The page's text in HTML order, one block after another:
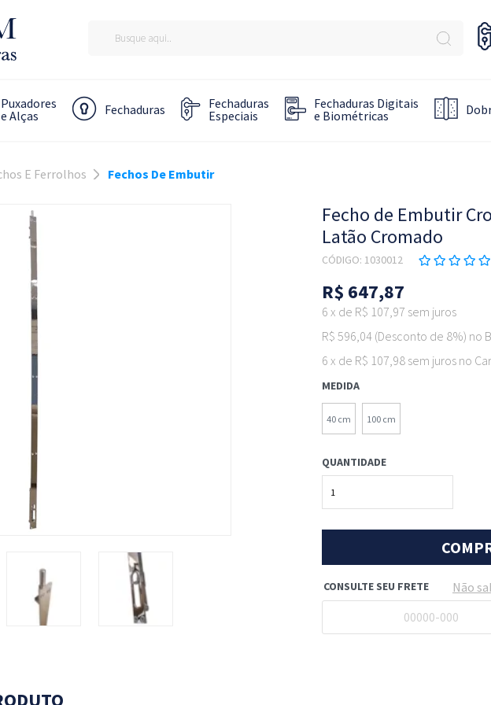
Puxadores
e Alças
Fechaduras
Fechaduras
Especiais
Fechaduras Digitais
e Biométricas
E Ferrolhos Fechos De Embutir
Fecho de Embutir
Latão Cromado
CÓDIGO: 1030012
R$ 647,87
6 x de R$ 107,97 sem juros
R$ 596,04 (Desconto de 8%) no
6 x de R$ 107,98 sem juros no
MEDIDA
40 cm 100 cm
QUANTIDADE
CONSULTE SEU FRETE Não